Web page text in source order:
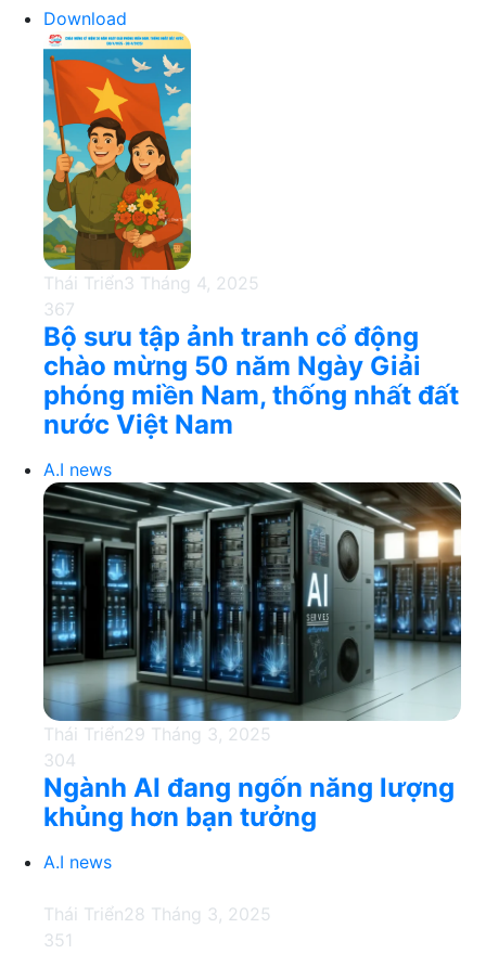
Download
Thái Triển3 Tháng 4, 2025
367
Bộ sưu tập ảnh tranh cổ động
chào mừng 50 năm Ngày Giải
phóng miền Nam, thống nhất đất
nước Việt Nam
A.I news
Thái Triển29 Tháng 3, 2025
304
Ngành AI đang ngốn năng lượng
khủng hơn bạn tưởng
A.I news
Thái Triển28 Tháng 3, 2025
351